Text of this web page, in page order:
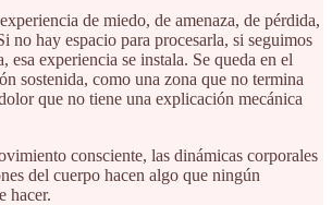
de miedo, de amenaza, de pérdida,
no hay espacio para procesarla, si seguimos
esa experiencia se instala. Se queda en el
sostenida, como una zona que no termina
que no tiene una explicación mecánica
consciente, las dinámicas corporales
del cuerpo hacen algo que ningún
hacer.